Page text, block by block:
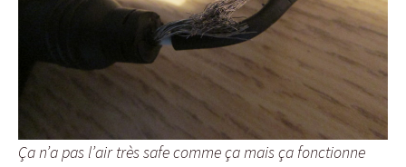
Ça n’a pas l’air très safe comme ça mais ça fonctionne